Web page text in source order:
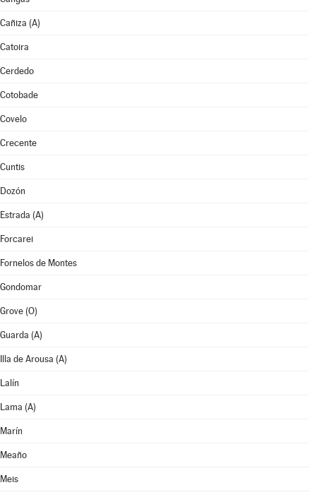
Cañiza (A)
Catoira
Cerdedo
Cotobade
Covelo
Crecente
Cuntis
Dozón
Estrada (A)
Forcarei
Fornelos de Montes
Gondomar
Grove (O)
Guarda (A)
Illa de Arousa (A)
Lalín
Lama (A)
Marín
Meaño
Meis